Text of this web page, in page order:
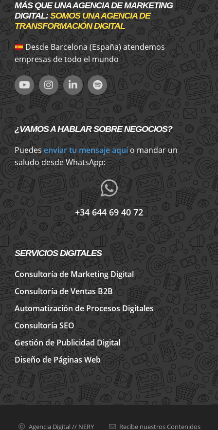
MÁS QUE UNA AGENCIA DE MARKETING
DIGITAL:SOMOS UNA AGENCIA DE
TRANSFORMACIÓN DIGITAL
Desde Barcelona (España) atendemos
empresas de todo el mundo
¿VAMOS A HABLAR SOBRE NEGOCIOS?
Puedesenviar tu mensaje aquío mandar un
saludo desde WhatsApp:
+34 644 69 40 72
SERVICIOS DIGITALES
Consultoría de Marketing Digital
Consultoría de Ventas B2B
Automatización de Procesos Digitales
Consultoría SEO
Gestión de Publicidad Digital
Diseño de Páginas Web
Agencia Digital // NERY Recibe nuestros Contenidos